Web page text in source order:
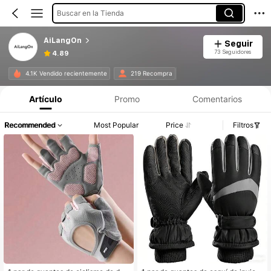
Buscar en la Tienda
AiLangOn
4.89
Seguir
73 Seguidores
4.1K Vendido recientemente 219 Recompra
Artículo Promo Comentarios
Recommended Most Popular Price Filtros